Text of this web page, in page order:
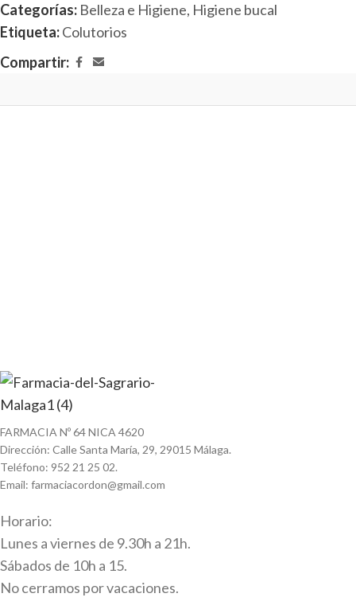
Categorías: Belleza e Higiene, Higiene bucal
Etiqueta:Colutorios
Compartir:
FARMACIA Nº 64 NICA 4620
Dirección: Calle Santa María, 29, 29015 Málaga.
Teléfono: 952 21 25 02.
Email: farmaciacordon@gmail.com
Horario:
Lunes a viernes de 9.30h a 21h.
Sábados de 10h a 15.
No cerramos por vacaciones.